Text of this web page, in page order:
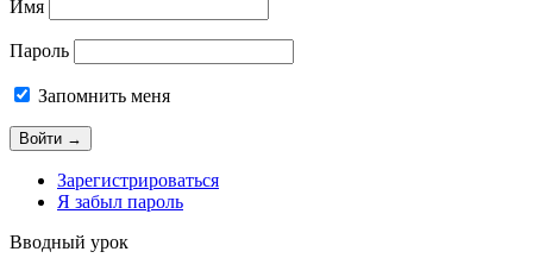
Имя
Пароль
Запомнить меня
Зарегистрироваться
Я забыл пароль
Вводный урок